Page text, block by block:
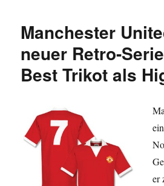
Manchester
neuer Retro-
Best Trikot als
er